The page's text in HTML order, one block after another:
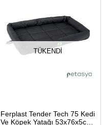
TÜKENDI
Ferplast Tender Tech 75 Kedi
Ve Köpek Yatağı 53x76x5cm